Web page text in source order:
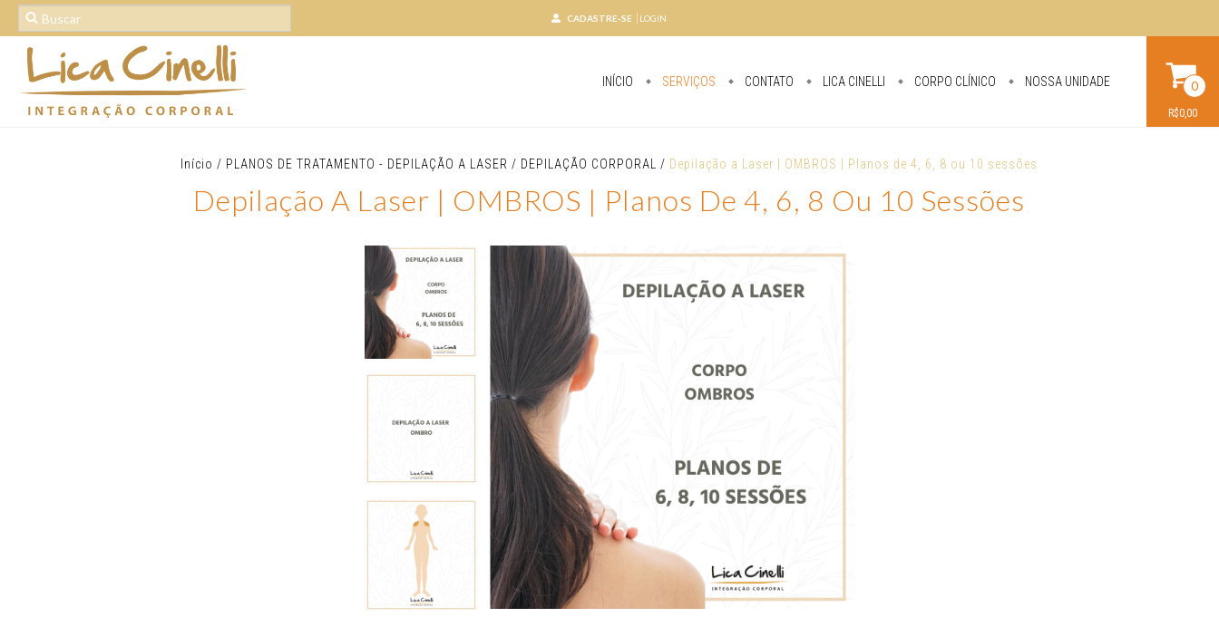
CADASTRE-SE LOGIN
INÍCIO SERVIÇOS CONTATO LICA CINELLI CORPO CLÍNICO NOSSA UNIDADE 0
R$0,00
Início / PLANOS DE TRATAMENTO - DEPILAÇÃO A LASER / DEPILAÇÃO CORPORAL / Depilação a Laser | OMBROS | Planos de 4, 6, 8 ou 10 sessões
Depilação A Laser | OMBROS | Planos De 4, 6, 8 Ou 10 Sessões